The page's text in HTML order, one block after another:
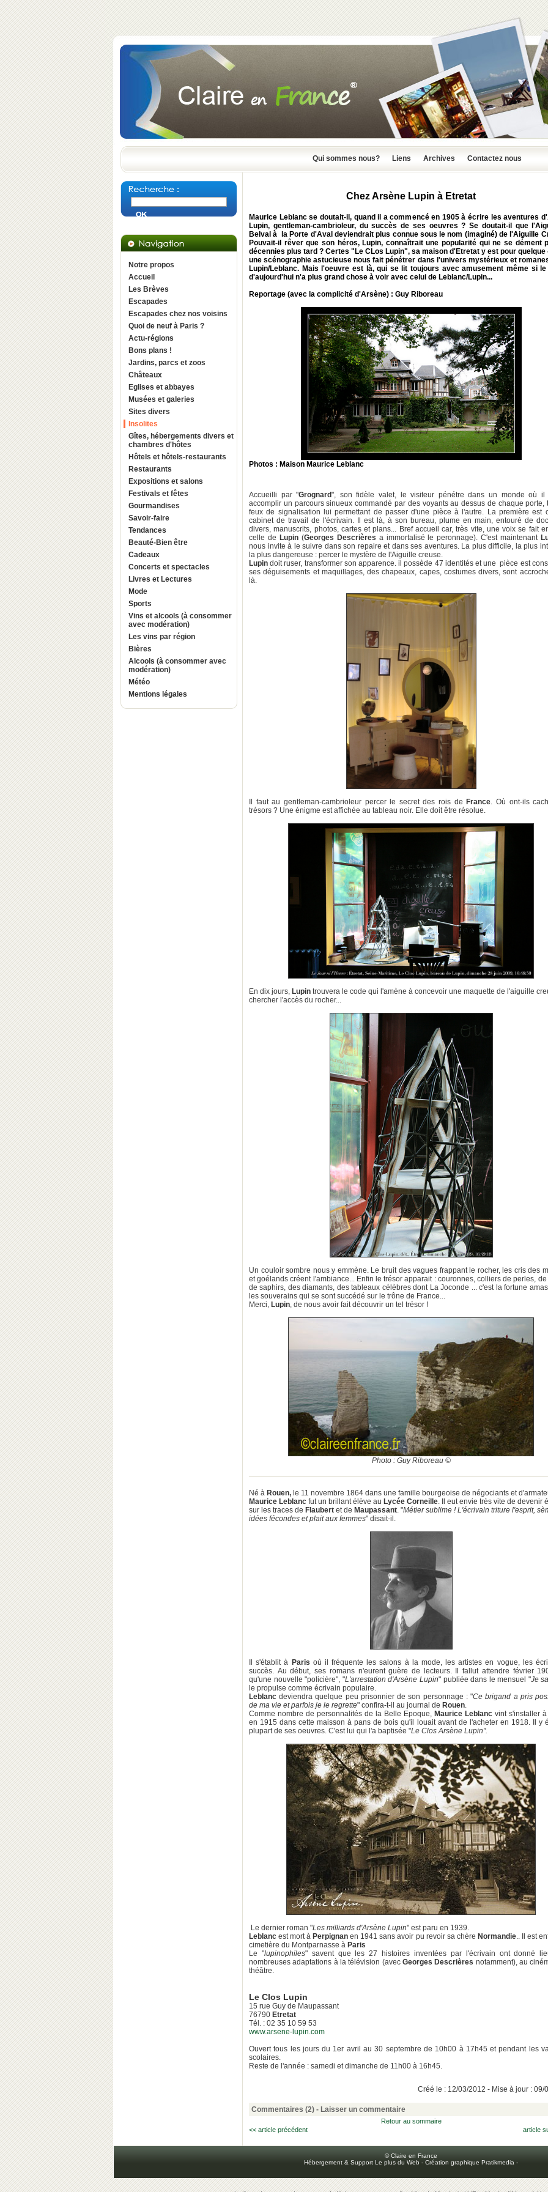
Qui sommes nous? Liens Archives Contactez nous
Notre propos
Accueil
Les Brèves
Escapades
Escapades chez nos voisins
Quoi de neuf à Paris ?
Actu-régions
Bons plans !
Jardins, parcs et zoos
Châteaux
Eglises et abbayes
Musées et galeries
Sites divers
Insolites
Gîtes, hébergements divers et
chambres d'hôtes
Hôtels et hôtels-restaurants
Restaurants
Expositions et salons
Festivals et fêtes
Gourmandises
Savoir-faire
Tendances
Beauté-Bien être
Cadeaux
Concerts et spectacles
Livres et Lectures
Mode
Sports
Vins et alcools (à consommer
avec modération)
Les vins par région
Bières
Alcools (à consommer avec
modération)
Météo
Mentions légales
Chez Arsène Lupin à Etretat
Maurice Leblanc se doutait-il, quand il a commencé en 1905 à écrire les aventures
Lupin, gentleman-cambrioleur, du succès de ses oeuvres ? Se doutait-il que
Belval à la Porte d'Aval deviendrait plus connue sous le nom (imaginé) de l'Aiguille
Pouvait-il rêver que son héros, Lupin, connaîtrait une popularité qui ne se dément
décennies plus tard ? Certes "Le CLos Lupin", sa maison d'Etretat y est pour quelque
une scénographie astucieuse nous fait pénétrer dans l'univers mystérieux et
Lupin/Leblanc. Mais l'oeuvre est là, qui se lit toujours avec amusement même si le
d'aujourd'hui n'a plus grand chose à voir avec celui de Leblanc/Lupin...
Reportage (avec la complicité d'Arsène) : Guy Riboreau
Photos : Maison Maurice Leblanc
Accueilli par "Grognard", son fidèle valet, le visiteur pénétre dans un monde où il
accomplir un parcours sinueux commandé par des voyants au dessus de chaque porte,
feux de signalisation lui permettant de passer d'une pièce à l'autre. La première est
cabinet de travail de l'écrivain. Il est là, à son bureau, plume en main, entouré de
divers, manuscrits, photos, cartes et plans... Bref accueil car, très vite, une voix se fait
celle de Lupin(Georges Descrières a immortalisé le peronnage). C'est maintenant
nous invite à le suivre dans son repaire et dans ses aventures. La plus difficile, la plus
la plus dangereuse : percer le mystère de l'Aiguille creuse.
Lupin doit ruser, transformer son apparence. il possède 47 identités et une pièce est
ses déguisements et maquillages, des chapeaux, capes, costumes divers, sont
là.
Il faut au gentleman-cambrioleur percer le secret des rois de France. Où ont-ils
trésors ? Une énigme est affichée au tableau noir. Elle doit être résolue.
En dix jours, Lupin trouvera le code qui l'amène à concevoir une maquette de l'aiguille
chercher l'accès du rocher...
Un couloir sombre nous y emmène. Le bruit des vagues frappant le rocher, les cris des
et goélands créent l'ambiance... Enfin le trésor apparait : couronnes, colliers de perles,
de saphirs, des diamants, des tableaux célèbres dont La Joconde ... c'est la fortune
les souverains qui se sont succédé sur le trône de France...
Merci, Lupin, de nous avoir fait découvrir un tel trésor !
Photo : Guy Riboreau ©
Né à Rouen, le 11 novembre 1864 dans une famille bourgeoise de négociants et
Maurice Leblanc fut un brillant élève au Lycée Corneille. Il eut envie très vite de devenir
sur les traces de Flaubert et de Maupassant. "Métier sublime ! L'écrivain triture l'esprit,
idées fécondes et plait aux femmes" disait-il.
Il s'établit à Paris où il fréquente les salons à la mode, les artistes en vogue, les
succès. Au début, ses romans n'eurent guère de lecteurs. Il fallut attendre février
qu'une nouvelle "policière", "L'arrestation d'Arsène Lupin" publiée dans le mensuel "Je
le propulse comme écrivain populaire.
Leblanc deviendra quelque peu prisonnier de son personnage : "Ce brigand a pris
de ma vie et parfois je le regrette" confira-t-il au journal de Rouen.
Comme nombre de personnalités de la Belle Epoque, Maurice Leblanc vint s'installer à
en 1915 dans cette maisson à pans de bois qu'il louait avant de l'acheter en 1918. Il y
plupart de ses oeuvres. C'est lui qui l'a baptisée "Le Clos Arsène Lupin".
Le dernier roman "Les milliards d'Arsène Lupin" est paru en 1939.
Leblanc est mort à Perpignan en 1941 sans avoir pu revoir sa chère Normandie.. Il est
cimetière du Montparnasse à Paris
Le "lupinophiles" savent que les 27 histoires inventées par l'écrivain ont donné
nombreuses adaptations à la télévision (avec Georges Descrières notamment), au
théâtre.
Le Clos Lupin
15 rue Guy de Maupassant
76790 Etretat
Tél. : 02 35 10 59 53
www.arsene-lupin.com
Ouvert tous les jours du 1er avril au 30 septembre de 10h00 à 17h45 et pendant les
scolaires.
Reste de l'année : samedi et dimanche de 11h00 à 16h45.
Créé le : 12/03/2012 - Mise à jour : 09/
Commentaires (2) - Laisser un commentaire
Retour au sommaire
article
<< article précédent
© Claire en France
Hébergement & Support Le plus du Web - Création graphique Pratikmedia -